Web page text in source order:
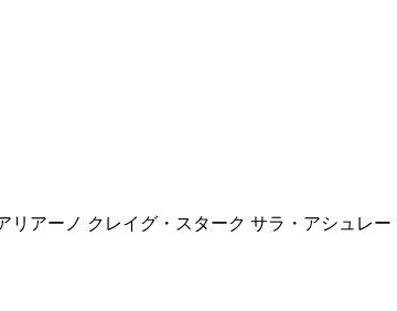
アーノ クレイグ・スターク サラ・アシュレ